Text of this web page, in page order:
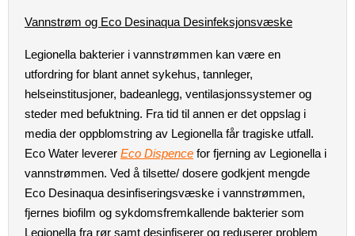
Vannstrøm og Eco Desinaqua Desinfeksjonsvæske
Legionella bakterier i vannstrømmen kan være en
utfordring for blant annet sykehus, tannleger,
helseinstitusjoner, badeanlegg, ventilasjonssystemer og
steder med befuktning. Fra tid til annen er det oppslag i
media der oppblomstring av Legionella får tragiske utfall.
Eco Water leverer Eco Dispence for fjerning av Legionella i
vannstrømmen. Ved å tilsette/ dosere godkjent mengde
Eco Desinaqua desinfiseringsvæske i vannstrømmen,
fjernes biofilm og sykdomsfremkallende bakterier som
Legionella fra rør samt desinfiserer og reduserer problem